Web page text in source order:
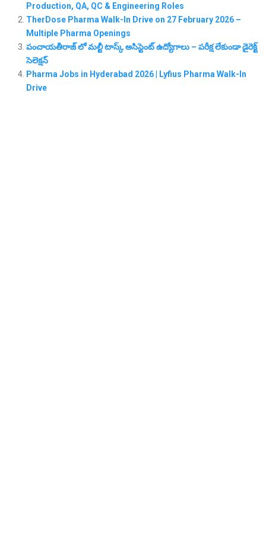
Production, QA, QC & Engineering Roles
TherDose Pharma Walk-In Drive on 27 February 2026 –
Multiple Pharma Openings
పంచాయతీరాజ్ లో మల్టీ టాస్క్ అసిస్టెంట్ ఉద్యోగాలు – పరీక్ష లేకుండా డైరెక్ట్
సెలెక్షన్
Pharma Jobs in Hyderabad 2026 | Lyfius Pharma Walk-In
Drive